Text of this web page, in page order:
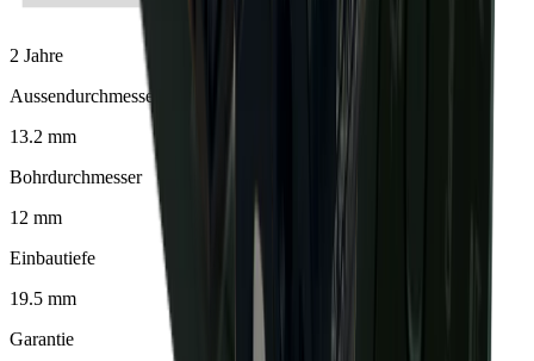
2 Jahre
Aussendurchmesser
13.2 mm
Bohrdurchmesser
12 mm
Einbautiefe
19.5 mm
Garantie